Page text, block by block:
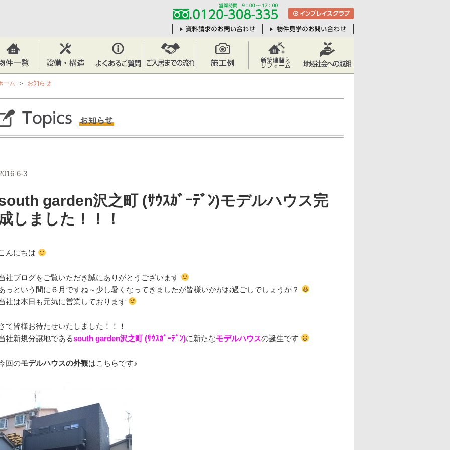
ーム ＞ お知らせ
6-3
garden沢之町 (ｻｳｽｶﾞｰﾃﾞﾝ)モデルハウス完
しました！！！
んにちは
社ブログをご覧いただき誠にありがとうございます
っという間に６月ですね～少し暑くなってきましたが皆様いかがお過ごしでしょうか？
社は本日も元気に営業しております
て皆様お待たせいたしました！！！
社新規分譲地であるsouth garden沢之町 (ｻｳｽｶﾞｰﾃﾞﾝ)に新たなモデルハウスの誕生です
回のモデルハウスの外観はこちらです♪